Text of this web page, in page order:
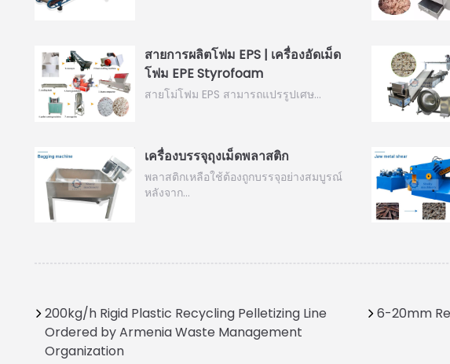
สายการผลิตโฟม EPS | เครื่องอัดเม็ด
โฟม EPE Styrofoam
สายโม่โฟม EPS สามารถแปรรูปเศษ...
เครื่องบรรจุถุงเม็ดพลาสติก
พลาสติกเหลือใช้ต้องถูกบรรจุอย่างสมบูรณ์
หลังจาก…
200kg/h Rigid Plastic Recycling Pelletizing Line
Ordered by Armenia Waste Management
Organization
6-20mm